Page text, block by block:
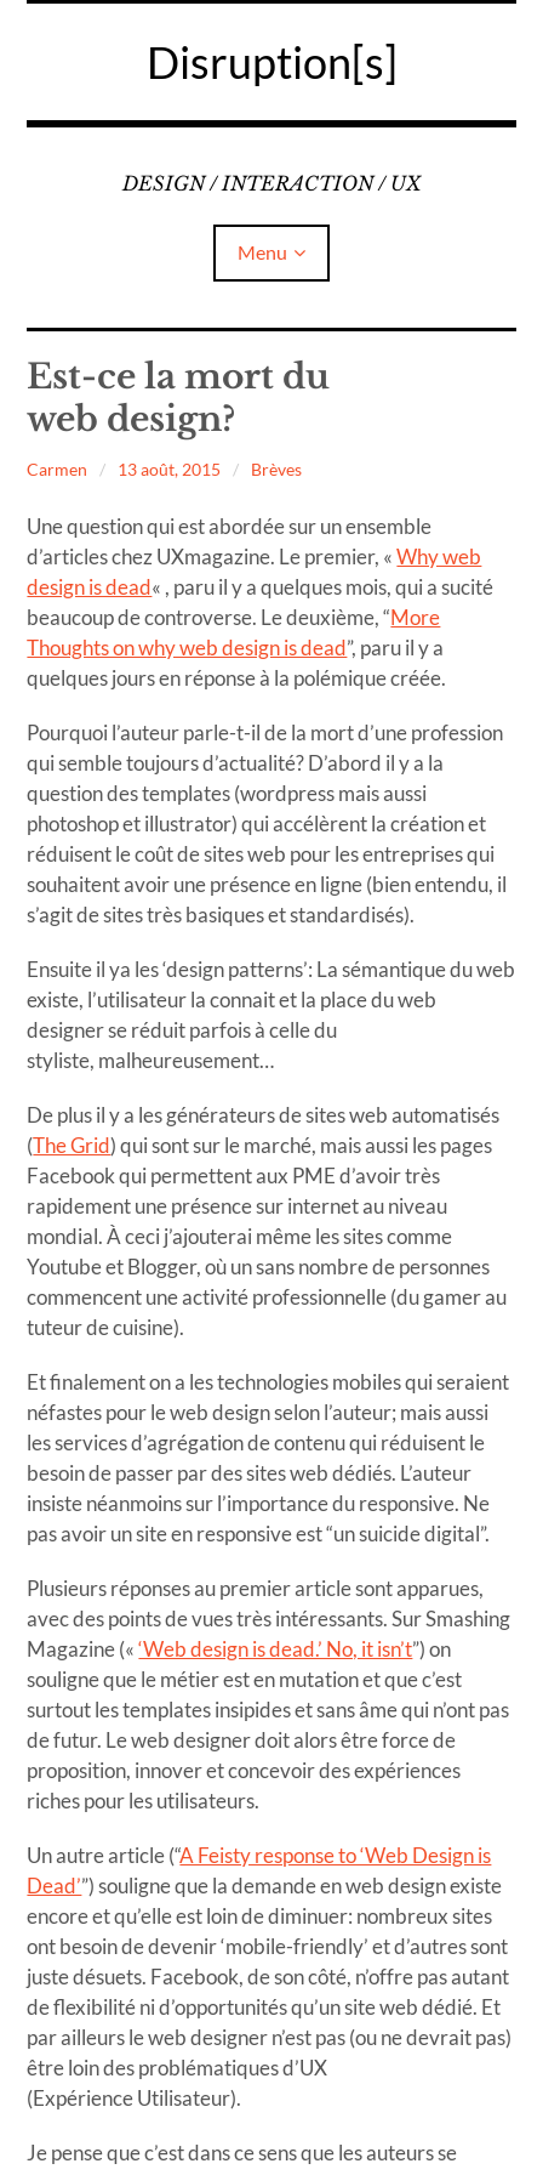
Disruption[s]
DESIGN / INTERACTION / UX
Menu
Liens
A propos
Mentions légales
Est-ce la mort du
web design?
Carmen 13 août, 2015 Brèves
Une question qui est abordée sur un ensemble
d’articles chez UXmagazine. Le premier, «Why web
design is dead« , paru il y a quelques mois, qui a sucité
beaucoup de controverse. Le deuxième, “More
Thoughts on why web design is dead”, paru il y a
quelques jours en réponse à la polémique créée.
Pourquoi l’auteur parle-t-il de la mort d’une profession
qui semble toujours d’actualité? D’abord il y a la
question des templates (wordpress mais aussi
photoshop et illustrator) qui accélèrent la création et
réduisent le coût de sites web pour les entreprises qui
souhaitent avoir une présence en ligne (bien entendu, il
s’agit de sites très basiques et standardisés).
Ensuite il ya les ‘design patterns’: La sémantique du web
existe, l’utilisateur la connait et la place du web
designer se réduit parfois à celle du
styliste, malheureusement…
De plus il y a les générateurs de sites web automatisés
(The Grid) qui sont sur le marché, mais aussi les pages
Facebook qui permettent aux PME d’avoir très
rapidement une présence sur internet au niveau
mondial. À ceci j’ajouterai même les sites comme
Youtube et Blogger, où un sans nombre de personnes
commencent une activité professionnelle (du gamer au
tuteur de cuisine).
Et finalement on a les technologies mobiles qui seraient
néfastes pour le web design selon l’auteur; mais aussi
les services d’agrégation de contenu qui réduisent le
besoin de passer par des sites web dédiés. L’auteur
insiste néanmoins sur l’importance du responsive. Ne
pas avoir un site en responsive est “un suicide digital”.
Plusieurs réponses au premier article sont apparues,
avec des points de vues très intéressants. Sur Smashing
Magazine («‘Web design is dead.’ No, it isn’t”) on
souligne que le métier est en mutation et que c’est
surtout les templates insipides et sans âme qui n’ont pas
de futur. Le web designer doit alors être force de
proposition, innover et concevoir des expériences
riches pour les utilisateurs.
Un autre article (“A Feisty response to ‘Web Design is
Dead’”) souligne que la demande en web design existe
encore et qu’elle est loin de diminuer: nombreux sites
ont besoin de devenir ‘mobile-friendly’ et d’autres sont
juste désuets. Facebook, de son côté, n’offre pas autant
de flexibilité ni d’opportunités qu’un site web dédié. Et
par ailleurs le web designer n’est pas (ou ne devrait pas)
être loin des problématiques d’UX
(Expérience Utilisateur).
Je pense que c’est dans ce sens que les auteurs se